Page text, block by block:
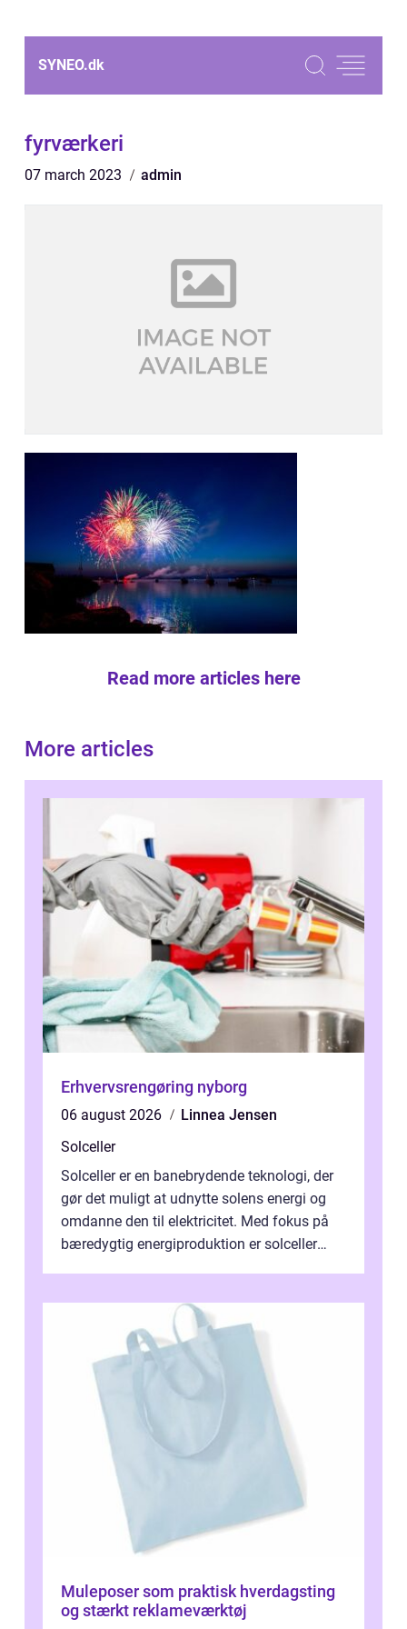
SYNEO.dk
fyrværkeri
07 march 2023 admin
Read more articles here
More articles
Erhvervsrengøring nyborg
06 august 2026
Linnea Jensen
Solceller
Solceller er en banebrydende teknologi, der
gør det muligt at udnytte solens energi og
omdanne den til elektricitet. Med fokus på
bæredygtig energiproduktion er solceller
Muleposer som praktisk hverdagsting
og stærkt reklameværktøj